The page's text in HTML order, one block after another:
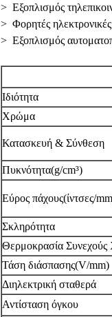
> Εξοπλισμός
> Φορητές
> Εξοπλισμός
Ιδιότητα
Χρώμα
Κατασκευή & Σύνθεση
Πυκνότητα(g/cm³)
Εύρος πάχους(ίντσες/
Σκληρότητα
Θερμοκρασία Συνεχούς
Τάση διάσπασης(V/mm)
Διηλεκτρική σταθερά
Αντίσταση όγκου